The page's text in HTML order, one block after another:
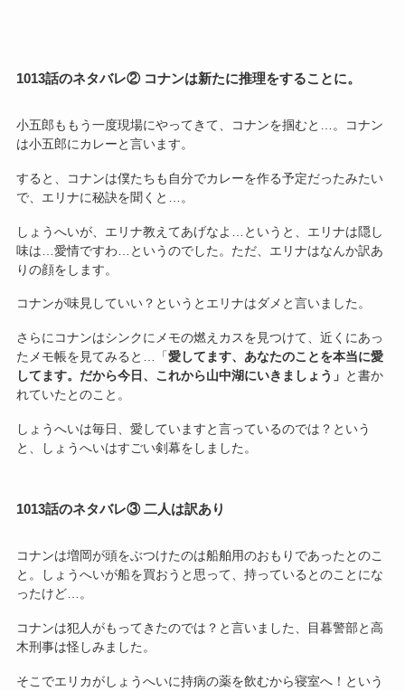
1013話のネタバレ② コナンは新たに推理をすることに。
小五郎ももう一度現場にやってきて、コナンを掴むと…。コナン
は小五郎にカレーと言います。
すると、コナンは僕たちも自分でカレーを作る予定だったみたい
で、エリナに秘訣を聞くと…。
しょうへいが、エリナ教えてあげなよ…というと、エリナは隠し
味は…愛情ですわ…というのでした。ただ、エリナはなんか訳あ
りの顔をします。
コナンが味見していい？というとエリナはダメと言いました。
さらにコナンはシンクにメモの燃えカスを見つけて、近くにあっ
たメモ帳を見てみると…「愛してます、あなたのことを本当に愛
してます。だから今日、これから山中湖にいきましょう」 と書か
れていたとのこと。
しょうへいは毎日、愛していますと言っているのでは？という
と、しょうへいはすごい剣幕をしました。
1013話のネタバレ③ 二人は訳あり
コナンは増岡が頭をぶつけたのは船舶用のおもりであったとのこ
と。しょうへいが船を買おうと思って、持っているとのことにな
ったけど…。
コナンは犯人がもってきたのでは？と言いました、目暮警部と高
木刑事は怪しみました。
そこでエリカがしょうへいに持病の薬を飲むから寝室へ！という